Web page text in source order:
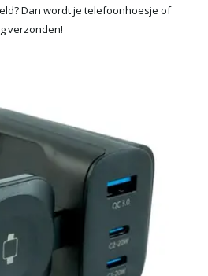
Dan wordt je telefoonhoesje of
verzonden!